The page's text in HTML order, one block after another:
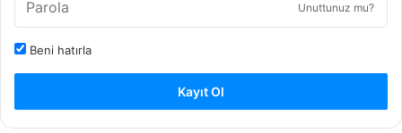
Unuttunuz mu?
Beni hatırla
Kayıt Ol